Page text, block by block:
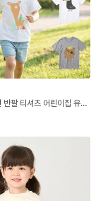
좋은티샵 아동용 면 반팔 티셔츠 어린이집 유치원 반팔티 단체티 유아 단체복 가족티